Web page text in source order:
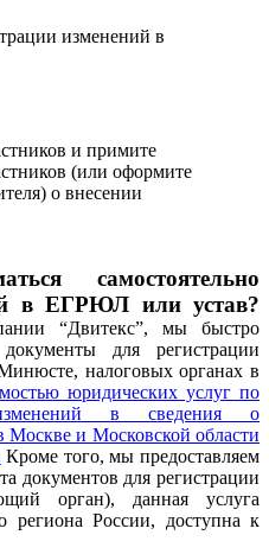
изменений в
и примите
(или оформите
о внесении
самостоятельно
в ЕГРЮЛ или устав?
“Двитекс”, мы быстро
для регистрации
налоговых органах в
юридических услуг по
в сведения о
Москве и Московской области
Кроме того, мы предоставляем
документов для регистрации
орган), данная услуга
региона России, доступна к